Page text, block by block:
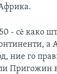
- сè како
а
ние го
Пригожин